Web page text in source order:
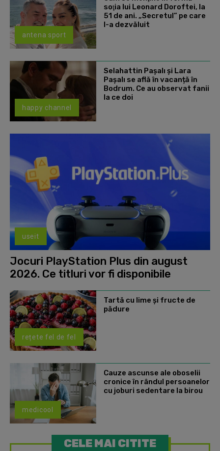
antena sport
soţia lui Leonard Doroftei, la
51 de ani. „Secretul” pe care
l-a dezvăluit
happy channel
Selahattin Paşalı și Lara
Paşalı se află în vacanță în
Bodrum. Ce au observat fanii
la ce doi
useit
Jocuri PlayStation Plus din august
2026. Ce titluri vor fi disponibile
rețete fel de fel
Tartă cu lime și fructe de
pădure
medicool
Cauze ascunse ale oboselii
cronice în rândul persoanelor
cu joburi sedentare la birou
CELE MAI CITITE